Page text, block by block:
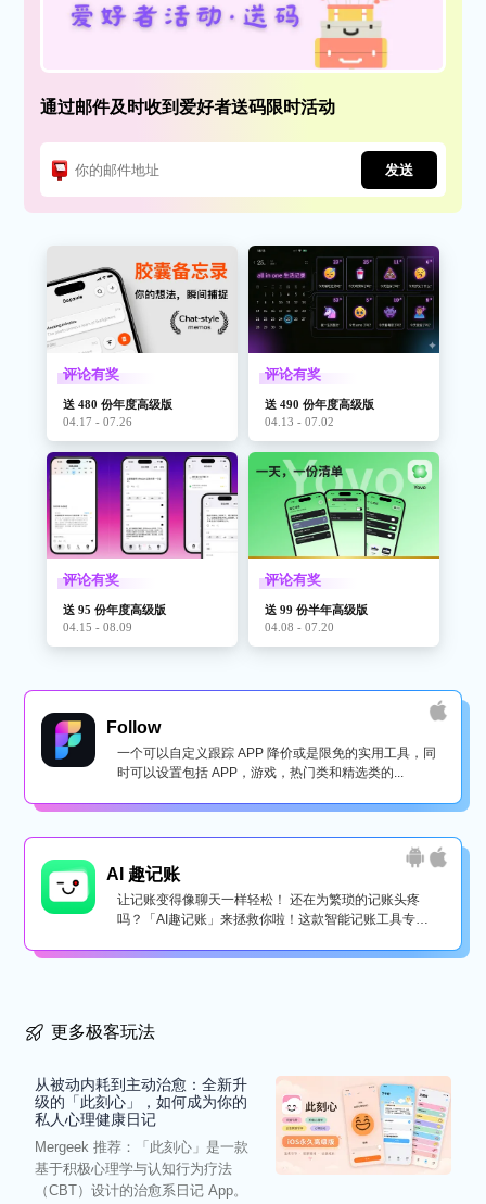
通过邮件及时收到爱好者送码限时活动
发送
评论有奖
送 480 份年度高级版
04.17 - 07.26
评论有奖
送 490 份年度高级版
04.13 - 07.02
评论有奖
送 95 份年度高级版
04.15 - 08.09
评论有奖
送 99 份半年高级版
04.08 - 07.20
Follow
一个可以自定义跟踪 APP 降价或是限免的实用工具，同
时可以设置包括 APP，游戏，热门类和精选类的...
AI 趣记账
让记账变得像聊天一样轻松！ 还在为繁琐的记账头疼
吗？「AI趣记账」来拯救你啦！这款智能记账工具专为
更多极客玩法
从被动内耗到主动治愈：全新升
级的「此刻心」，如何成为你的
私人心理健康日记
Mergeek 推荐：「此刻心」是一款
基于积极心理学与认知行为疗法
（CBT）设计的治愈系日记 App。